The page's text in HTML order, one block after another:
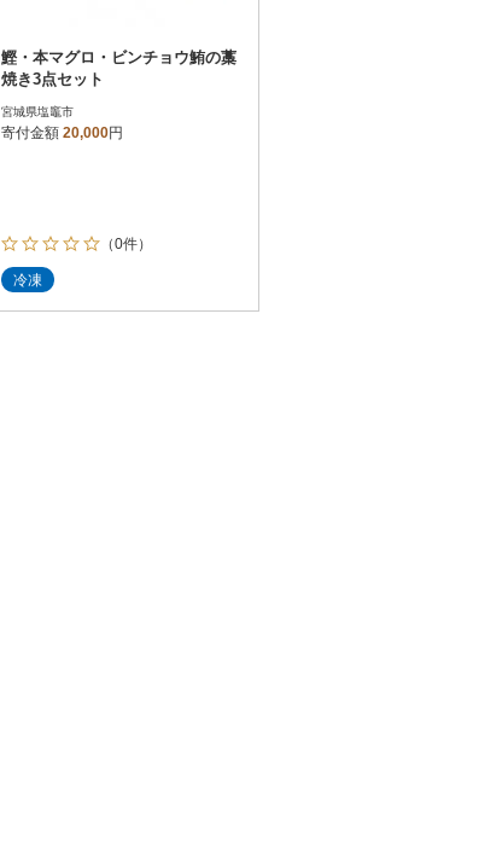
鰹・本マグロ・ビンチョウ鮪の藁
焼き3点セット
宮城県塩竈市
寄付金額 20,000円
（0件）
冷凍